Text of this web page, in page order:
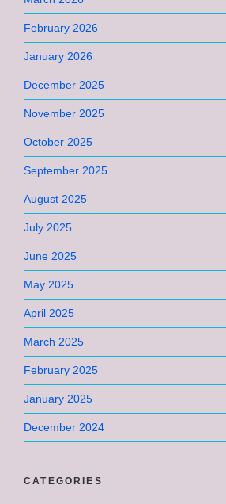
February 2026
January 2026
December 2025
November 2025
October 2025
September 2025
August 2025
July 2025
June 2025
May 2025
April 2025
March 2025
February 2025
January 2025
December 2024
CATEGORIES